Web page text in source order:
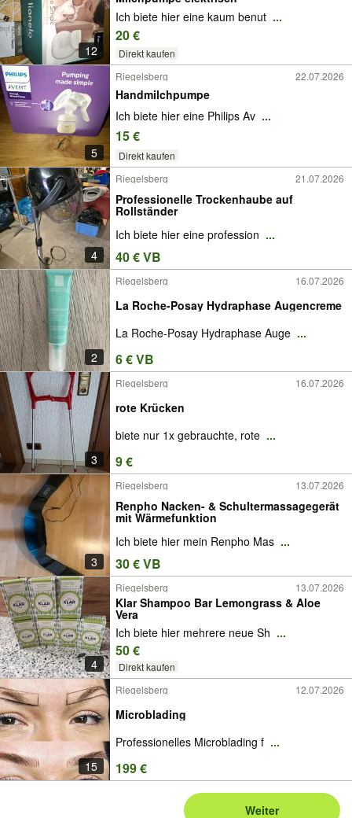
12
Ich biete hier eine kaum benut ...
20 €
Direkt kaufen
5
Riegelsberg 22.07.2026
Handmilchpumpe
Ich biete hier eine Philips Av ...
15 €
Direkt kaufen
4
Riegelsberg 21.07.2026
Professionelle Trockenhaube auf
Rollständer
Ich biete hier eine profession ...
40 € VB
2
Riegelsberg 16.07.2026
La Roche-Posay Hydraphase Augencreme
La Roche-Posay Hydraphase Auge ...
6 € VB
3
Riegelsberg 16.07.2026
rote Krücken
biete nur 1x gebrauchte, rote ...
9 €
3
Riegelsberg 13.07.2026
Renpho Nacken- & Schultermassagegerät
mit Wärmefunktion
Ich biete hier mein Renpho Mas ...
30 € VB
4
Riegelsberg 13.07.2026
Klar Shampoo Bar Lemongrass & Aloe
Vera
Ich biete hier mehrere neue Sh ...
50 €
Direkt kaufen
15
Riegelsberg 12.07.2026
Microblading
Professionelles Microblading f ...
199 €
Weiter